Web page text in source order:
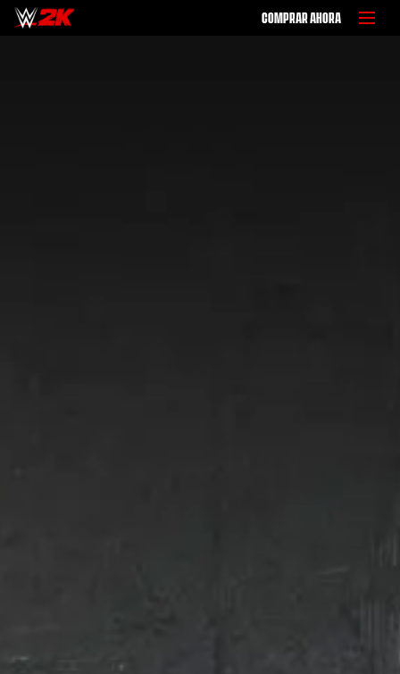
COMPRAR AHORA